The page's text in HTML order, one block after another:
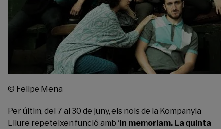
© Felipe Mena
Per últim, del 7 al 30 de juny, els nois de la Kompanyia
Lliure repeteixen funció amb ‘In memoriam. La quinta